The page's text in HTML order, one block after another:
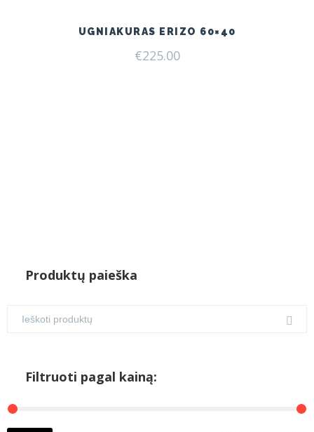
UGNIAKURAS ERIZO 60×40
€225.00
Produktų paieška
Filtruoti pagal kainą: